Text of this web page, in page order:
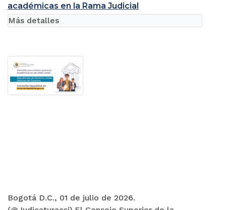
académicas en la Rama Judicial
Bogotá D.C., 01 de julio de 2026.
Más detalles